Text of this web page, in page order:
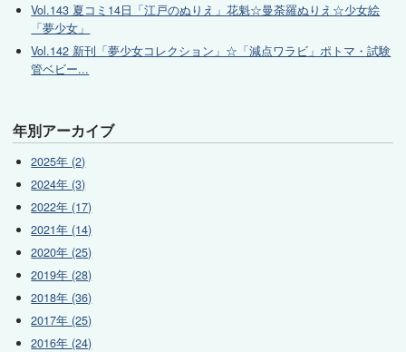
Vol.143 夏コミ14日「江戸のぬりえ」花魁☆曼荼羅ぬりえ☆少女絵
「夢少女」
Vol.142 新刊「夢少女コレクション」☆「減点ワラビ」ポトマ・試験
管ベビー...
年別アーカイブ
2025年 (2)
2024年 (3)
2022年 (17)
2021年 (14)
2020年 (25)
2019年 (28)
2018年 (36)
2017年 (25)
2016年 (24)